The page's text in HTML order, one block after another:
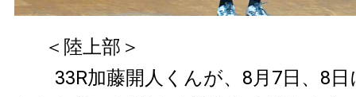
＜陸上部＞
33R加藤開人くんが、8月7日、8